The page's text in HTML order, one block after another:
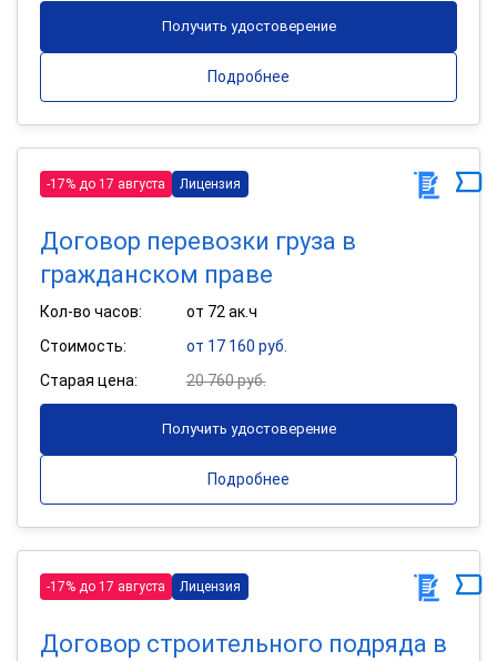
Получить удостоверение
Подробнее
-17% до 17 августа Лицензия
Договор перевозки груза в
гражданском праве
Кол-во часов:
от 72 ак.ч
Стоимость:
от 17 160 руб.
Старая цена:
20 760 руб.
Получить удостоверение
Подробнее
-17% до 17 августа Лицензия
Договор строительного подряда в